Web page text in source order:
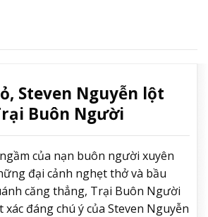
Steven Nguyễn lột
Buôn Người
của nạn buôn người xuyên
đại cảnh nghẹt thở và bầu
căng thẳng, Trại Buôn Người
đáng chú ý của Steven Nguyễn